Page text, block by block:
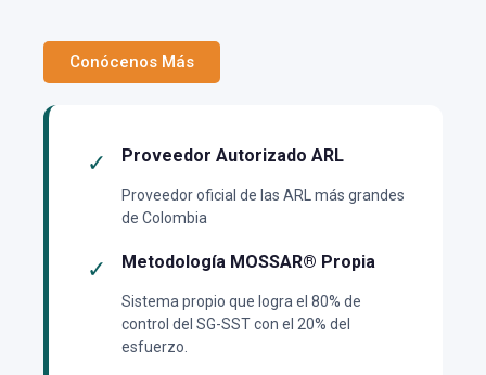
Conócenos Más
✓ Proveedor Autorizado ARL
Proveedor oficial de las ARL más grandes
de Colombia
✓ Metodología MOSSAR® Propia
Sistema propio que logra el 80% de
control del SG-SST con el 20% del
esfuerzo.